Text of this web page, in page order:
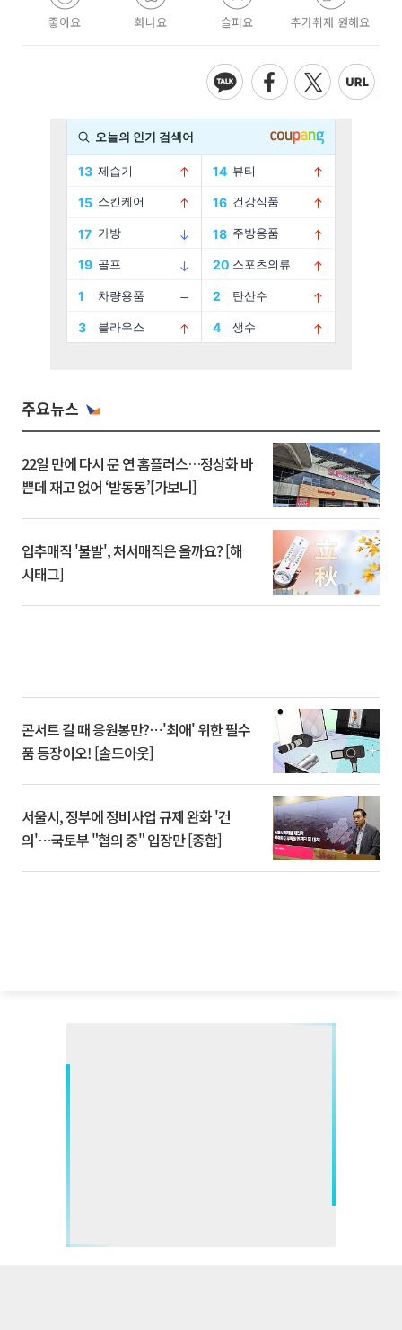
좋아요 화나요 슬퍼요 추가취재 원해요
주요뉴스
22일 만에 다시 문 연 홈플러스…정상화 바
쁜데 재고 없어 ‘발동동’[가보니]
입추매직 '불발', 처서매직은 올까요? [해
시태그]
콘서트 갈 때 응원봉만?⋯'최애' 위한 필수
품 등장이오! [솔드아웃]
서울시, 정부에 정비사업 규제 완화 '건
의'⋯국토부 "협의 중" 입장만 [종합]